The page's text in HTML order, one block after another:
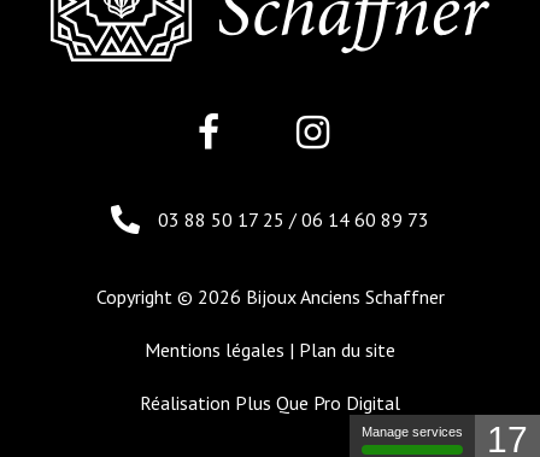
03 88 50 17 25 / 06 14 60 89 73
Copyright © 2026 Bijoux Anciens Schaffner
Mentions légales | Plan du site
Réalisation Plus Que Pro Digital
Manage services 17